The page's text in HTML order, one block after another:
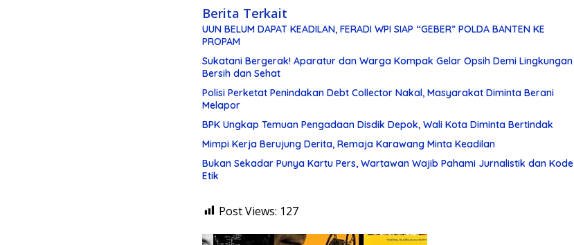
Berita Terkait
UUN BELUM DAPAT KEADILAN, FERADI WPI SIAP “GEBER” POLDA BANTEN KE
PROPAM
Sukatani Bergerak! Aparatur dan Warga Kompak Gelar Opsih Demi Lingkungan
Bersih dan Sehat
Polisi Perketat Penindakan Debt Collector Nakal, Masyarakat Diminta Berani
Melapor
BPK Ungkap Temuan Pengadaan Disdik Depok, Wali Kota Diminta Bertindak
Mimpi Kerja Berujung Derita, Remaja Karawang Minta Keadilan
Bukan Sekadar Punya Kartu Pers, Wartawan Wajib Pahami Jurnalistik dan Kode
Etik
Post Views: 127